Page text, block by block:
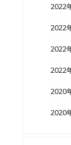
2022
2022
2022
2022
2020
2020